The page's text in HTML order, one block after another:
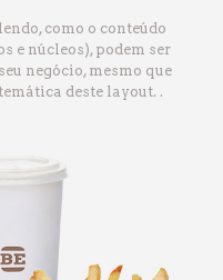
como o conteúdo
e núcleos), podem ser
negócio, mesmo que
deste layout. .